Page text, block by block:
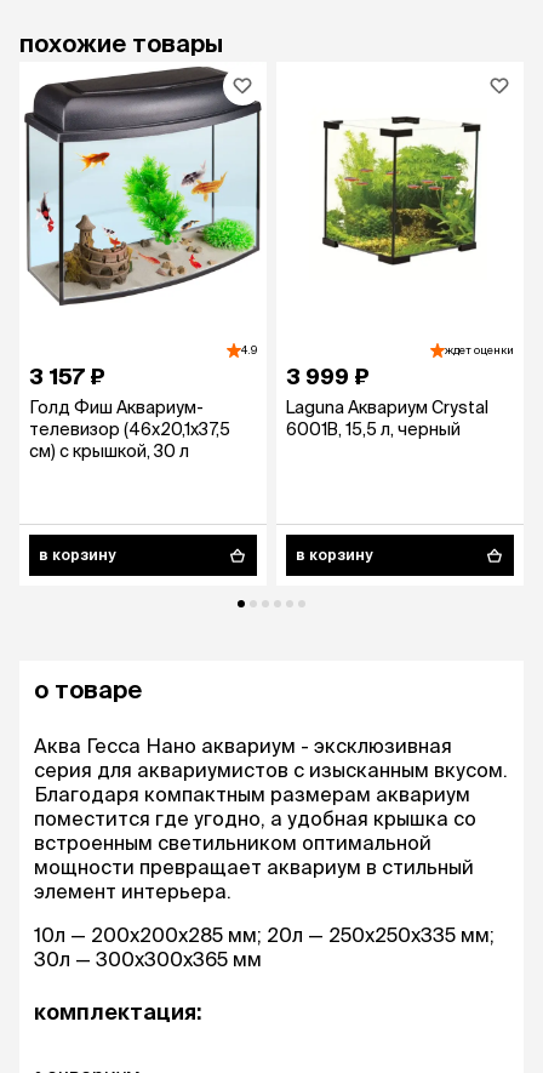
похожие товары
4.9
3 157 ₽
Голд Фиш Аквариум-
телевизор (46x20,1x37,5
см) с крышкой, 30 л
в корзину
ждет оценки
3 999 ₽
Laguna Аквариум Crystal
6001B, 15,5 л, черный
в корзину
о товаре
Аква Гесса Нано аквариум - эксклюзивная
серия для аквариумистов с изысканным вкусом.
Благодаря компактным размерам аквариум
поместится где угодно, а удобная крышка со
встроенным светильником оптимальной
мощности превращает аквариум в стильный
элемент интерьера.
10л — 200х200х285 мм; 20л — 250х250х335 мм;
30л — 300х300х365 мм
комплектация: